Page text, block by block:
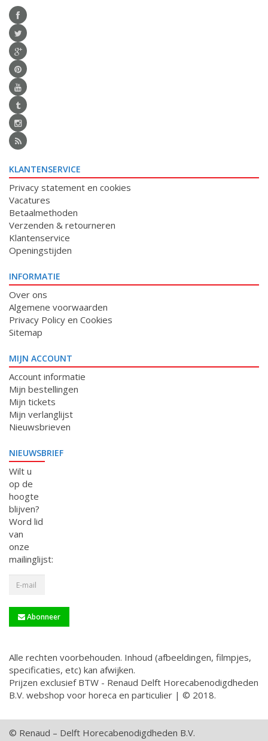
KLANTENSERVICE
Privacy statement en cookies
Vacatures
Betaalmethoden
Verzenden & retourneren
Klantenservice
Openingstijden
INFORMATIE
Over ons
Algemene voorwaarden
Privacy Policy en Cookies
Sitemap
MIJN ACCOUNT
Account informatie
Mijn bestellingen
Mijn tickets
Mijn verlanglijst
Nieuwsbrieven
NIEUWSBRIEF
Wilt u
op de
hoogte
blijven?
Word lid
van
onze
mailinglijst:
Abonneer
Alle rechten voorbehouden. Inhoud (afbeeldingen, filmpjes,
specificaties, etc) kan afwijken.
Prijzen exclusief BTW - Renaud Delft Horecabenodigdheden
B.V. webshop voor horeca en particulier | © 2018.
© Renaud – Delft Horecabenodigdheden B.V.